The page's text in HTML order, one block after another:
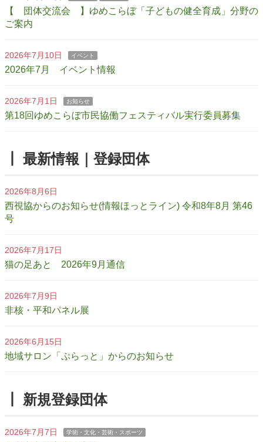
【 団体交流会 】ゆめこらぼ「子どもの健全育成」分野の
ご案内
2026年7月10日 イベント
2026年7月 イベント情報
2026年7月1日 お知らせ
第18回ゆめこらぼ市民協働フェスティバル実行委員募集
┃ 最新情報｜登録団体
2026年8月6日
西視協からのお知らせ(情報ほっとライン) 令和8年8月 第46
号
2026年7月17日
猫の足あと 2026年9月通信
2026年7月9日
非核・平和パネル展
2026年6月15日
地域サロン「ぷらっと」からのお知らせ
┃ 新規登録団体
2026年7月7日 学術・文化・芸術・スポーツ